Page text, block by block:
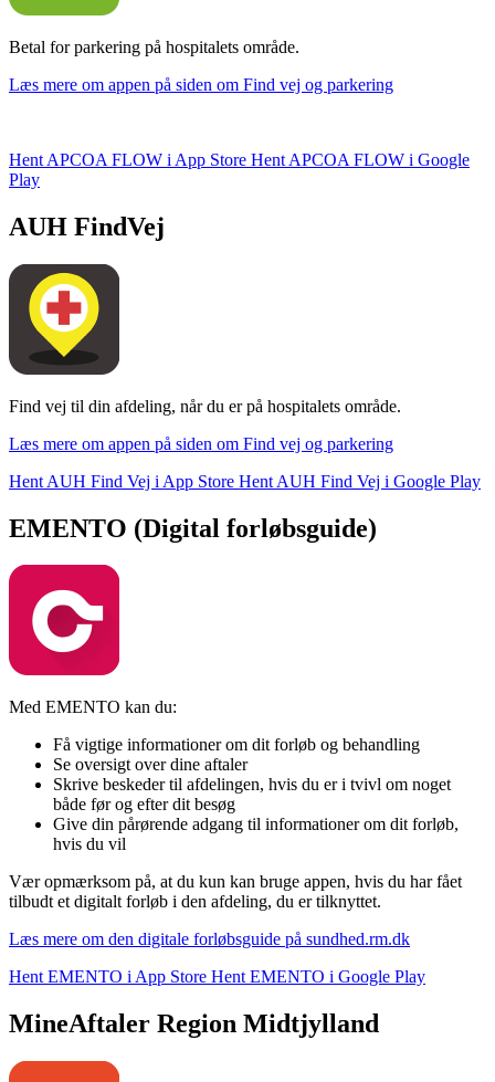
Betal for parkering på hospitalets område.
Læs mere om appen på siden om Find vej og parkering
Hent APCOA FLOW i App Store Hent APCOA FLOW i Google
Play
AUH FindVej
Find vej til din afdeling, når du er på hospitalets område.
Læs mere om appen på siden om Find vej og parkering
Hent AUH Find Vej i App Store Hent AUH Find Vej i Google Play
EMENTO (Digital forløbsguide)
Med EMENTO kan du:
Få vigtige informationer om dit forløb og behandling
Se oversigt over dine aftaler
Skrive beskeder til afdelingen, hvis du er i tvivl om noget
både før og efter dit besøg
Give din pårørende adgang til informationer om dit forløb,
hvis du vil
Vær opmærksom på, at du kun kan bruge appen, hvis du har fået
tilbudt et digitalt forløb i den afdeling, du er tilknyttet.
Læs mere om den digitale forløbsguide på sundhed.rm.dk
Hent EMENTO i App Store Hent EMENTO i Google Play
MineAftaler Region Midtjylland